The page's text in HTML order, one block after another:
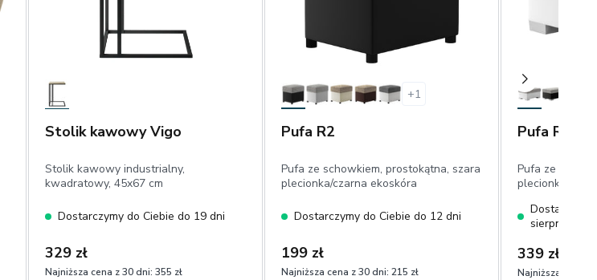
Stolik kawowy Vigo
Stolik kawowy industrialny,
kwadratowy, 45x67 cm
Dostarczymy do Ciebie do 19 dni
329 zł
Najniższa cena z 30 dni: 355 zł
+1
Pufa R2
Pufa ze schowkiem, prostokątna, szara
plecionka/czarna ekoskóra
Dostarczymy do Ciebie do 12 dni
199 zł
Najniższa cena z 30 dni: 215 zł
Pufa R4
Pufa ze
plecionka/
sierpnia
339 zł
Najniższa cena z